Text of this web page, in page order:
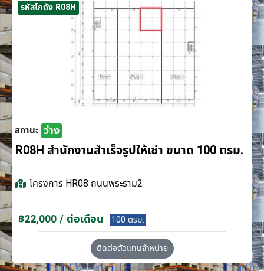
รหัสโกดัง R08H
สถานะ ว่าง
R08H สำนักงานสำเร็จรูปให้เช่า ขนาด 100 ตรม.
โครงการ HR08 ถนนพระราม2
฿22,000 / ต่อเดือน 100 ตรม.
ติดต่อตัวแทนจำหน่าย